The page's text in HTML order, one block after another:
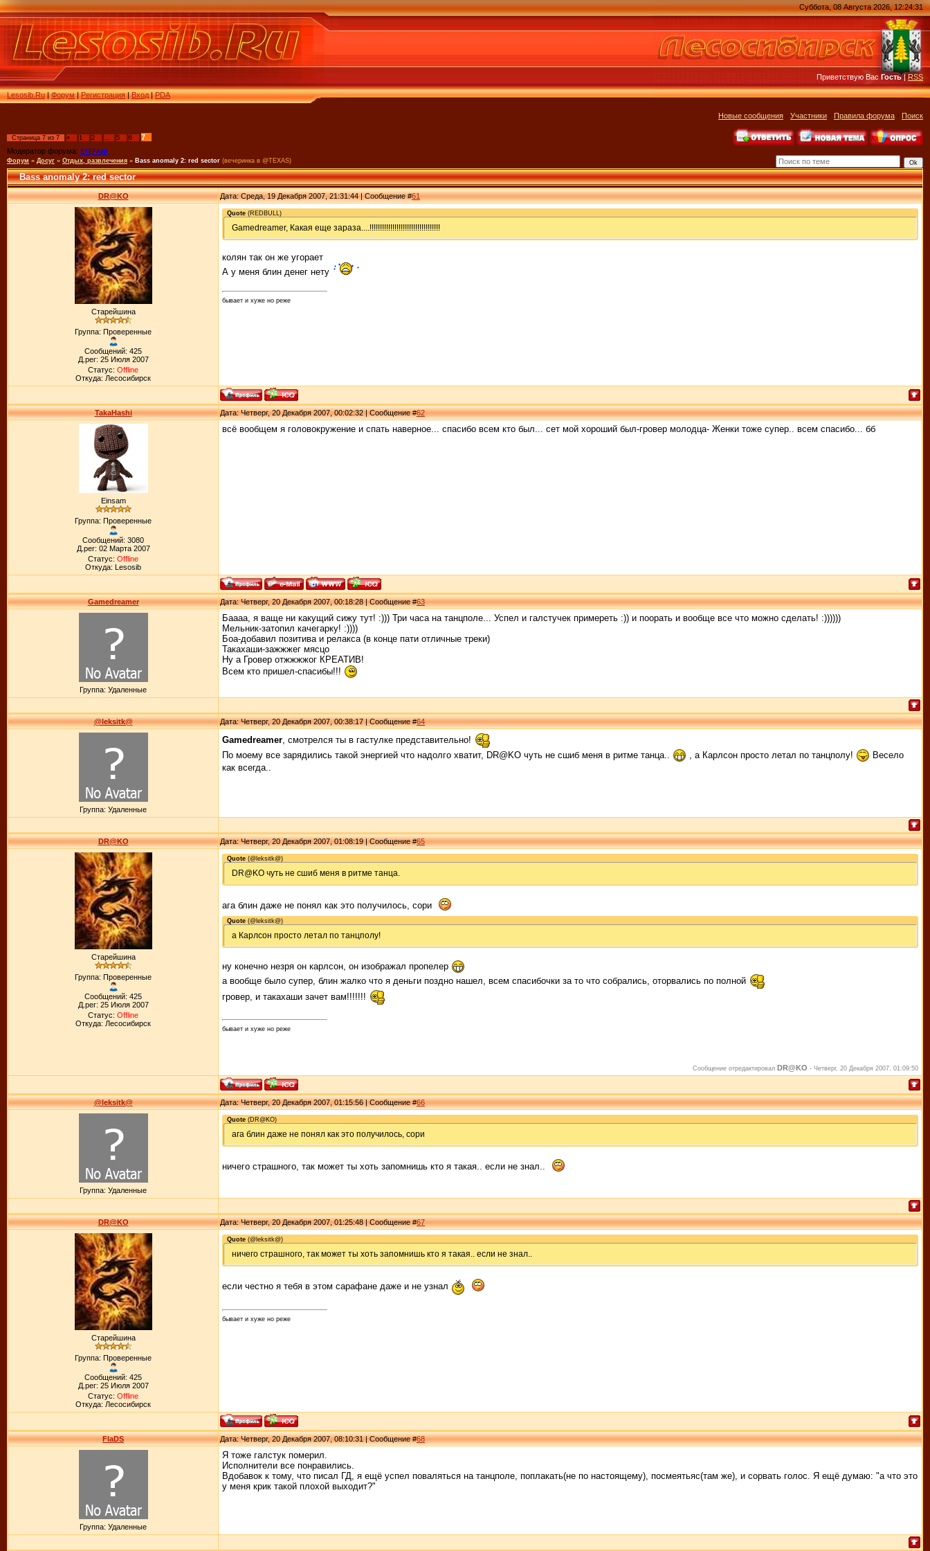
Lesosib.Ru|Форум|Регистрация|Вход|PDA
Суббота, 08 Августа 2026, 12:24:31
Приветствую ВасГость|RSS
Новые сообщения · Участники · Правила форума · Поиск
Страница 7 из 7 « 1 2 … 5 6
7
Модератор форума: STEFANI
Форум » Досуг » Отдых, развлечения » Bass anomaly 2: red sector (вечеринка в @TEXAS)
Bass anomaly 2: red sector
DR@KO Дата: Среда, 19 Декабря 2007, 21:31:44 | Сообщение #61
Старейшина
Группа: Проверенные
Сообщений: 425
Д.рег: 25 Июля 2007
Статус: Offline
Откуда: Лесосибирск
Quote (REDBULL)
Gamedreamer, Какая еще зараза....!!!!!!!!!!!!!!!!!!!!!!!!!!!!!!!!!!
колян так он же угорает
А у меня блин денег нету
бывает и хуже но реже
TakaHashi Дата: Четверг, 20 Декабря 2007, 00:02:32 | Сообщение #62
Einsam
Группа: Проверенные
Сообщений: 3080
Д.рег: 02 Марта 2007
Статус: Offline
Откуда: Lesosib
всё вообщем я головокружение и спать наверное... спасибо всем кто был... сет мой хороший был-гровер молодца- Женки тоже супер.. всем спасибо... бб
Gamedreamer Дата: Четверг, 20 Декабря 2007, 00:18:28 | Сообщение #63
Группа: Удаленные
Баааа, я ваще ни какущий сижу тут! :))) Три часа на танцполе... Успел и галстучек примереть :)) и поорать и вообще все что можно сделать! :))))))
Мельник-затопил качегарку! :))))
Боа-добавил позитива и релакса (в конце пати отличные треки)
Такахаши-зажжжег мясцо
Ну а Гровер отжжжжог КРЕАТИВ!
Всем кто пришел-спасибы!!!
@leksitk@ Дата: Четверг, 20 Декабря 2007, 00:38:17 | Сообщение #64
Группа: Удаленные
Gamedreamer, смотрелся ты в гастулке представительно!
По моему все зарядились такой энергией что надолго хватит, DR@KO чуть не сшиб меня в ритме танца..
, а Карлсон просто летал по танцполу!
Весело
как всегда..
DR@KO Дата: Четверг, 20 Декабря 2007, 01:08:19 | Сообщение #65
Старейшина
Группа: Проверенные
Сообщений: 425
Д.рег: 25 Июля 2007
Статус: Offline
Откуда: Лесосибирск
Quote (@leksitk@)
DR@KO чуть не сшиб меня в ритме танца.
ага блин даже не понял как это получилось, сори
Quote (@leksitk@)
а Карлсон просто летал по танцполу!
ну конечно незря он карлсон, он изображал пропелер
а вообще было супер, блин жалко что я деньги поздно нашел, всем спасибочки за то что собрались, оторвались по полной
гровер, и такахаши зачет вам!!!!!!!
бывает и хуже но реже
Сообщение отредактировал DR@KO - Четверг, 20 Декабря 2007, 01:09:50
@leksitk@ Дата: Четверг, 20 Декабря 2007, 01:15:56 | Сообщение #66
Группа: Удаленные
Quote (DR@KO)
ага блин даже не понял как это получилось, сори
ничего страшного, так может ты хоть запомнишь кто я такая.. если не знал..
DR@KO Дата: Четверг, 20 Декабря 2007, 01:25:48 | Сообщение #67
Старейшина
Группа: Проверенные
Сообщений: 425
Д.рег: 25 Июля 2007
Статус: Offline
Откуда: Лесосибирск
Quote (@leksitk@)
ничего страшного, так может ты хоть запомнишь кто я такая.. если не знал..
если честно я тебя в этом сарафане даже и не узнал
бывает и хуже но реже
FlaDS Дата: Четверг, 20 Декабря 2007, 08:10:31 | Сообщение #68
Группа: Удаленные
Я тоже галстук померил.
Исполнители все понравились.
Вдобавок к тому, что писал ГД, я ещё успел поваляться на танцполе, поплакать(не по настоящему), посмеятьяс(там же), и сорвать голос. Я ещё думаю: "а что это
у меня крик такой плохой выходит?"